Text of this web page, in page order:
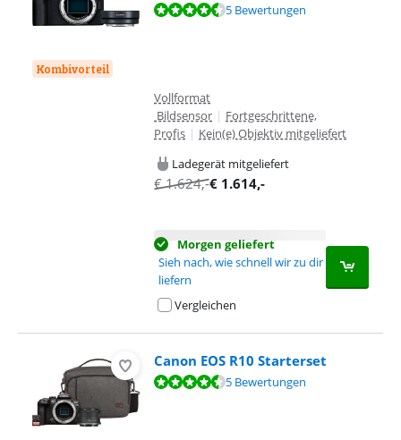
Kombivorteil
Bewertet mit 9,4 von 10, basierend auf 5 Bewertungen.
5 Bewertungen
Vollformat
Bildsensor | Fortgeschrittene,
Profis | Kein(e) Objektiv mitgeliefert
Ladegerät mitgeliefert
€1.624,-€ 1.614,-
Morgen geliefert
Sieh nach, wie schnell wir zu dir
liefern
Vergleichen
Canon EOS R10 Starterset
Bewertet mit 8,5 von 10, basierend auf 5 Bewertungen.
5 Bewertungen